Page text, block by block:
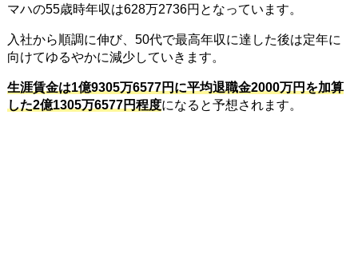
マハの55歳時年収は628万2736円となっています。
入社から順調に伸び、50代で最高年収に達した後は定年に
向けてゆるやかに減少していきます。
生涯賃金は1億9305万6577円に平均退職金2000万円を加算
した2億1305万6577円程度になると予想されます。